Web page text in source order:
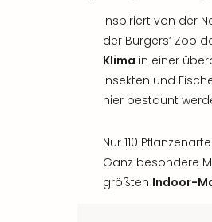
Inspiriert von der
der Burgers’ Zoo
Klima in einer
Insekten und
hier bestaunt
Nur 110
Ganz besondere
größten Indoor-